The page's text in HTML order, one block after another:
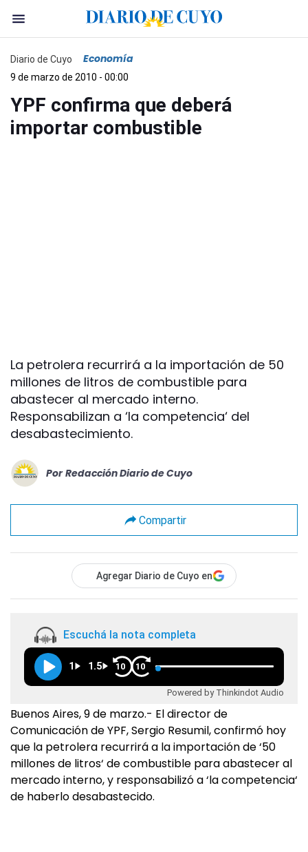
Diario de Cuyo Economía
9 de marzo de 2010 - 00:00
YPF confirma que deberá
importar combustible
La petrolera recurrirá a la importación de 50
millones de litros de combustible para
abastecer al mercado interno.
Responsabilizan a ‘la competencia‘ del
desabastecimiento.
Por Redacción Diario de Cuyo
Compartir
Agregar Diario de Cuyo en
Escuchá la nota completa
1 1.5 10 10
Powered by Thinkindot Audio
Buenos Aires, 9 de marzo.- El director de
Comunicación de YPF, Sergio Resumil, confirmó hoy
que la petrolera recurrirá a la importación de ‘50
millones de litros‘ de combustible para abastecer al
mercado interno, y responsabilizó a ‘la competencia‘
de haberlo desabastecido.